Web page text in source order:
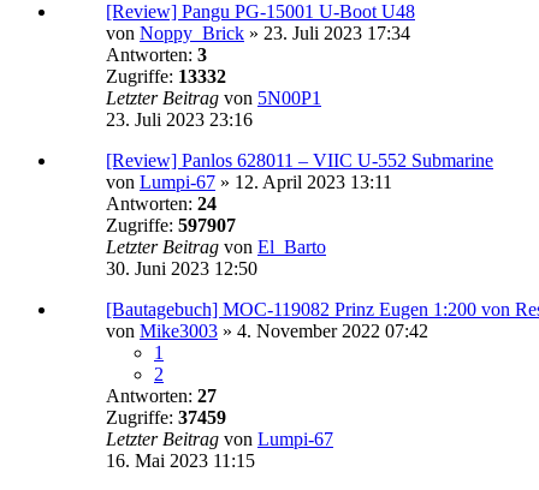
[Review] Pangu PG-15001 U-Boot U48
von Noppy_Brick » 23. Juli 2023 17:34
Antworten: 3
Zugriffe: 13332
Letzter Beitrag von 5N00P1
23. Juli 2023 23:16
[Review] Panlos 628011 – VIIC U-552 Submarine
von Lumpi-67 » 12. April 2023 13:11
Antworten: 24
Zugriffe: 597907
Letzter Beitrag von El_Barto
30. Juni 2023 12:50
[Bautagebuch] MOC-119082 Prinz Eugen 1:200 von
von Mike3003 » 4. November 2022 07:42
1
2
Antworten: 27
Zugriffe: 37459
Letzter Beitrag von Lumpi-67
16. Mai 2023 11:15